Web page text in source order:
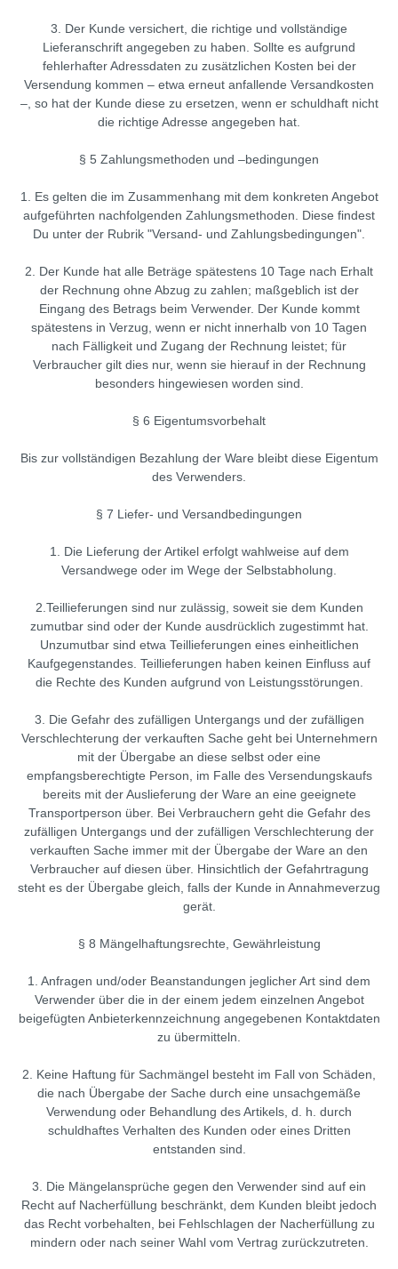
3. Der Kunde versichert, die richtige und vollständige
Lieferanschrift angegeben zu haben. Sollte es aufgrund
fehlerhafter Adressdaten zu zusätzlichen Kosten bei der
Versendung kommen – etwa erneut anfallende Versandkosten
–, so hat der Kunde diese zu ersetzen, wenn er schuldhaft nicht
die richtige Adresse angegeben hat.
§ 5 Zahlungsmethoden und –bedingungen
1. Es gelten die im Zusammenhang mit dem konkreten Angebot
aufgeführten nachfolgenden Zahlungsmethoden. Diese findest
Du unter der Rubrik "Versand- und Zahlungsbedingungen".
2. Der Kunde hat alle Beträge spätestens 10 Tage nach Erhalt
der Rechnung ohne Abzug zu zahlen; maßgeblich ist der
Eingang des Betrags beim Verwender. Der Kunde kommt
spätestens in Verzug, wenn er nicht innerhalb von 10 Tagen
nach Fälligkeit und Zugang der Rechnung leistet; für
Verbraucher gilt dies nur, wenn sie hierauf in der Rechnung
besonders hingewiesen worden sind.
§ 6 Eigentumsvorbehalt
Bis zur vollständigen Bezahlung der Ware bleibt diese Eigentum
des Verwenders.
§ 7 Liefer- und Versandbedingungen
1. Die Lieferung der Artikel erfolgt wahlweise auf dem
Versandwege oder im Wege der Selbstabholung.
2.Teillieferungen sind nur zulässig, soweit sie dem Kunden
zumutbar sind oder der Kunde ausdrücklich zugestimmt hat.
Unzumutbar sind etwa Teillieferungen eines einheitlichen
Kaufgegenstandes. Teillieferungen haben keinen Einfluss auf
die Rechte des Kunden aufgrund von Leistungsstörungen.
3. Die Gefahr des zufälligen Untergangs und der zufälligen
Verschlechterung der verkauften Sache geht bei Unternehmern
mit der Übergabe an diese selbst oder eine
empfangsberechtigte Person, im Falle des Versendungskaufs
bereits mit der Auslieferung der Ware an eine geeignete
Transportperson über. Bei Verbrauchern geht die Gefahr des
zufälligen Untergangs und der zufälligen Verschlechterung der
verkauften Sache immer mit der Übergabe der Ware an den
Verbraucher auf diesen über. Hinsichtlich der Gefahrtragung
steht es der Übergabe gleich, falls der Kunde in Annahmeverzug
gerät.
§ 8 Mängelhaftungsrechte, Gewährleistung
1. Anfragen und/oder Beanstandungen jeglicher Art sind dem
Verwender über die in der einem jedem einzelnen Angebot
beigefügten Anbieterkennzeichnung angegebenen Kontaktdaten
zu übermitteln.
2. Keine Haftung für Sachmängel besteht im Fall von Schäden,
die nach Übergabe der Sache durch eine unsachgemäße
Verwendung oder Behandlung des Artikels, d. h. durch
schuldhaftes Verhalten des Kunden oder eines Dritten
entstanden sind.
3. Die Mängelansprüche gegen den Verwender sind auf ein
Recht auf Nacherfüllung beschränkt, dem Kunden bleibt jedoch
das Recht vorbehalten, bei Fehlschlagen der Nacherfüllung zu
mindern oder nach seiner Wahl vom Vertrag zurückzutreten.